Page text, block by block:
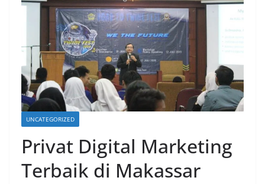
UNCATEGORIZED
Privat Digital Marketing
Terbaik di Makassar